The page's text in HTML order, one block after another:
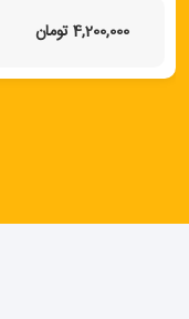
4,200,000 تومان